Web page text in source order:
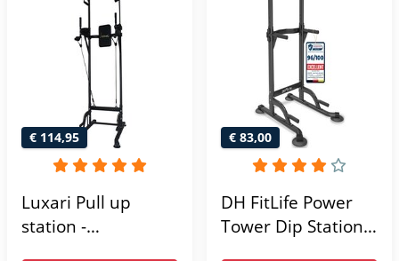
€ 114,95
Luxari Pull up
station -
€ 83,00
DH FitLife Power
Tower Dip Station |